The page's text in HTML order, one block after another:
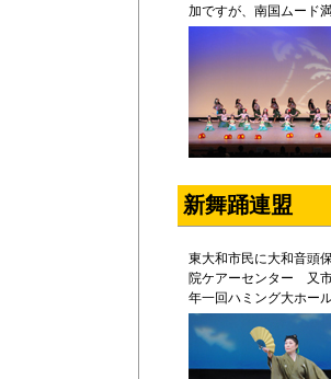
加ですが、南国ムード
新舞踊連盟
東大和市民に大和音頭
院ケアーセンター 又
年一回ハミング大ホー